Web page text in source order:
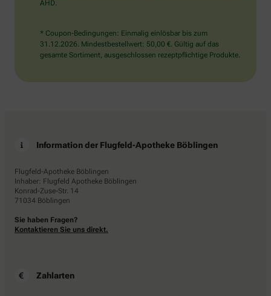
AHD.
* Coupon-Bedingungen: Einmalig einlösbar bis zum
31.12.2026. Mindestbestellwert: 50,00 €. Gültig auf das
gesamte Sortiment, ausgeschlossen rezeptpflichtige Produkte.
Information der Flugfeld-Apotheke Böblingen
Flugfeld-Apotheke Böblingen
Inhaber: Flugfeld Apotheke Böblingen
Konrad-Zuse-Str. 14
71034 Böblingen
Sie haben Fragen?
Kontaktieren Sie uns direkt.
Zahlarten